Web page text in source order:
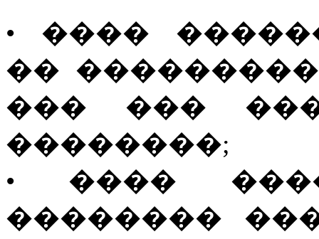
• ����
��
��� ���
��������;
• ����
��������